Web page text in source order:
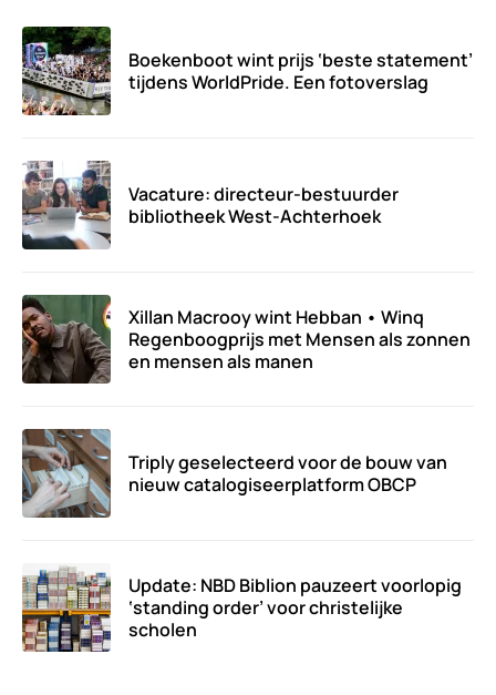
Boekenboot wint prijs ‘beste statement’
tijdens WorldPride. Een fotoverslag
Vacature: directeur-bestuurder
bibliotheek West-Achterhoek
Xillan Macrooy wint Hebban • Winq
Regenboogprijs met Mensen als zonnen
en mensen als manen
Triply geselecteerd voor de bouw van
nieuw catalogiseerplatform OBCP
Update: NBD Biblion pauzeert voorlopig
‘standing order’ voor christelijke
scholen